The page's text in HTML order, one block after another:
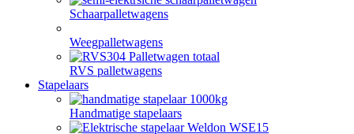
Schaarpalletwagens
Weegpalletwagens
RVS palletwagens
Stapelaars
Handmatige stapelaars